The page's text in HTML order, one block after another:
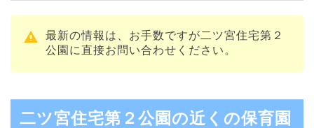
最新の情報は、お手数ですが二ツ宮住宅第２
公園に直接お問い合わせください。
二ツ宮住宅第２公園の近くの保育園